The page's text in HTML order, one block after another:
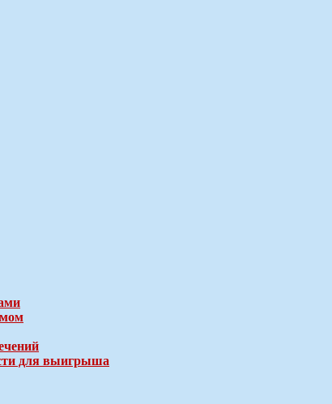
для выигрыша